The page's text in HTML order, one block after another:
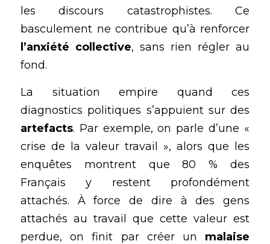
les discours catastrophistes. Ce
l’anxiété collective, sans rien régler au
fond.
La situation empire quand ces
artefacts. Par exemple, on parle d’une «
crise de la valeur travail », alors que les
enquêtes montrent que 80 % des
Français y restent profondément
attachés. À force de dire à des gens
attachés au travail que cette valeur est
perdue, on finit par créer un malaise